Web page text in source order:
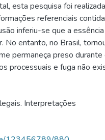
esta pesquisa foi
referenciais
inferiu-se que a
No entanto, no Brasil,
permaneça preso durante
processuais e fuga não
Interpretações